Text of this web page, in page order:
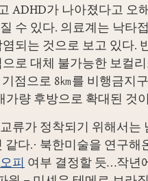
ADHD가 나아졌다고 오
수 있다. 의료계는 낙타
되는 것으로 보고 있다.
로 대체 불가능한 보컬
기점으로 8㎞를 비행금지
가량 후방으로 확대된 것
류가 정착되기 위해서는
같다.· 북한미술을 연구해
피 여부 결정할 듯…작년